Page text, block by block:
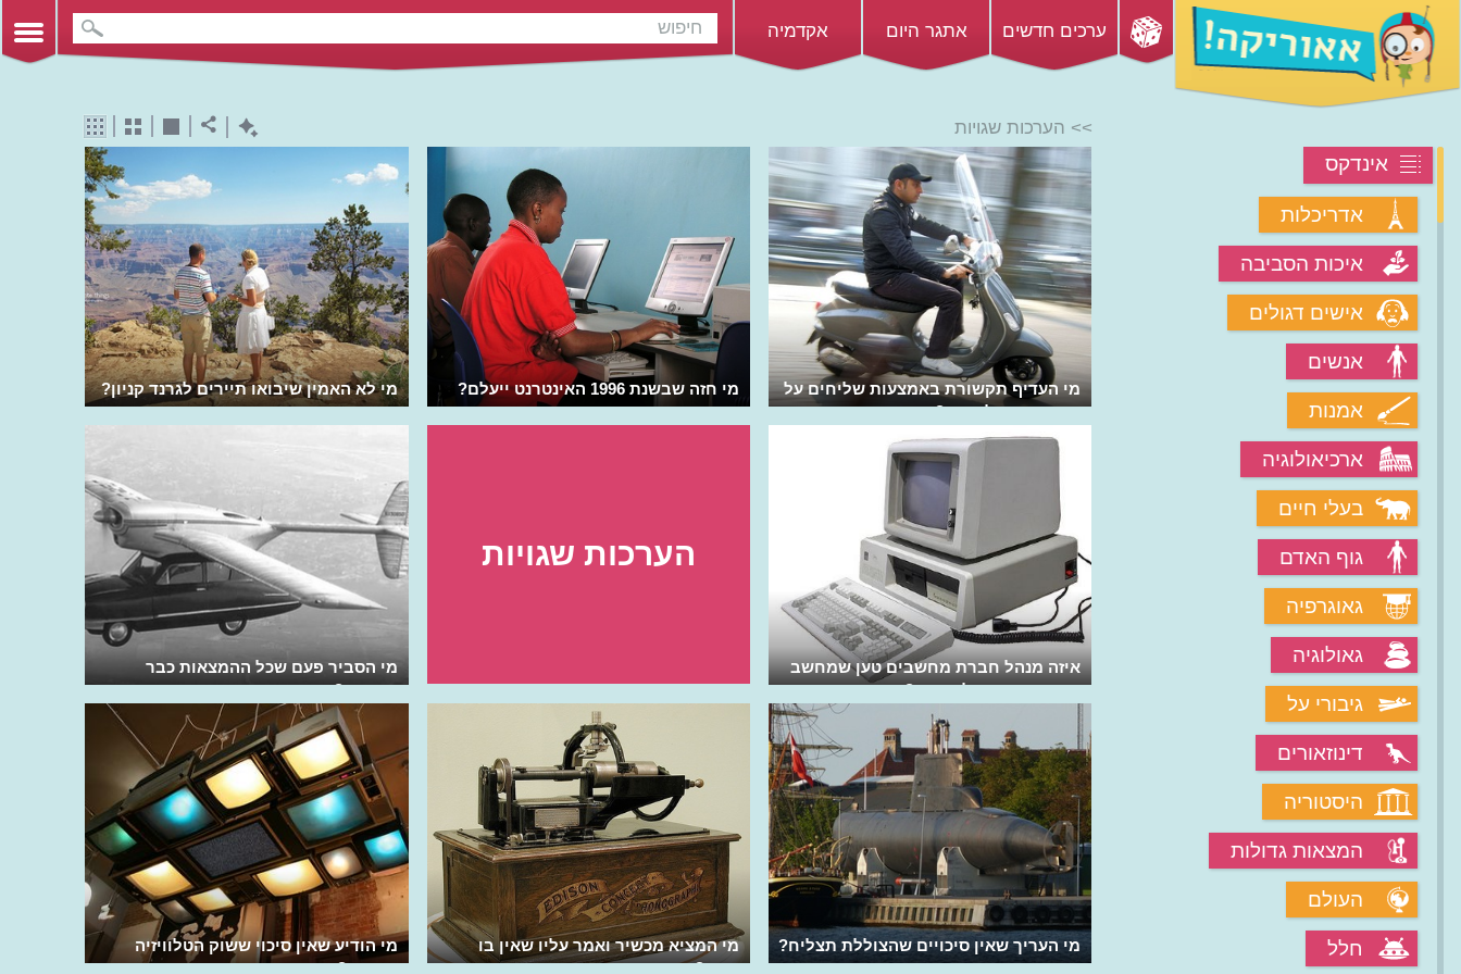
ערכים חדשים אתגר היום אקדמיה
אינדקס
אדריכלות
איכות הסביבה
אישים דגולים
אנשים
אמנות
ארכיאולוגיה
בעלי חיים
גוף האדם
גאוגרפיה
גאולוגיה
גיבורי על
דינוזאורים
היסטוריה
המצאות גדולות
העולם
חלל
>> הערכות שגויות
מי לא האמין שיבואו תיירים לגרנד קניון? מי חזה שבשנת 1996 האינטרנט ייעלם?
מי העדיף תקשורת באמצעות שליחים על
השימוש בטלפונים?
מי הסביר פעם שכל ההמצאות כבר
הומצאו?
הערכות שגויות
איזה מנהל חברת מחשבים טען שמחשב
אישי אינו נחוץ לאנשים?
מי הודיע שאין סיכוי ששוק הטלוויזיה
יתקיים?
מי המציא מכשיר ואמר עליו שאין בו
צורך?
מי העריך שאין סיכויים שהצוללת תצליח?
מי אמר שמחשבים הם דבר חסר תועלת?
מי העריך שהפצצה האטומית לא
תתפוצץ?
מי טען שעיבוד נתונים הוא רק גימיק
אופנתי?